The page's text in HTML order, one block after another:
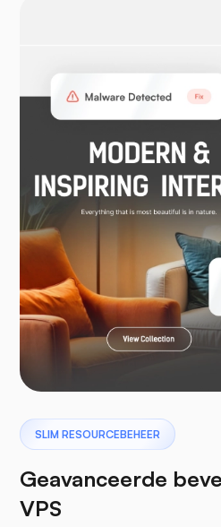
Laravel
Pterodactyl
SLIM RESOURCEBEHEER
Geavanceerde
VPS